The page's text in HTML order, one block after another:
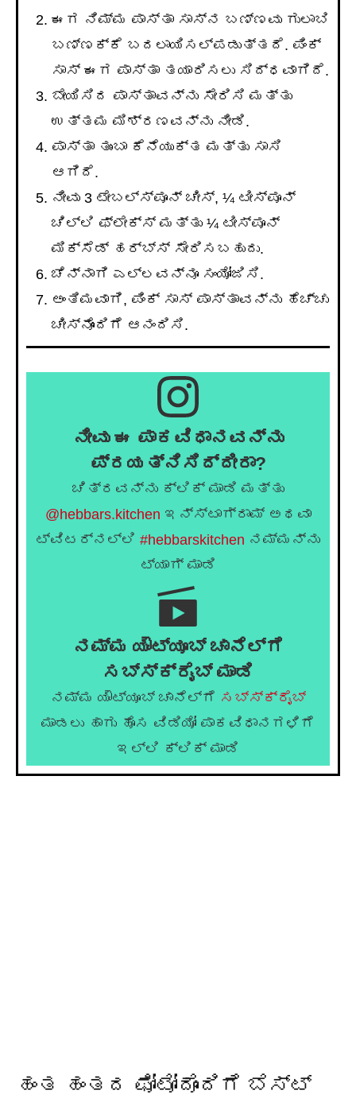
ಈಗ ನಿಮ್ಮ ಪಾಸ್ತಾ ಸಾಸ್ನ ಬಣ್ಣವು ಗುಲಾಬಿ
ಬಣ್ಣಕ್ಕೆ ಬದಲಾಯಿಸಲ್ಪಡುತ್ತದೆ. ಪಿಂಕ್
ಸಾಸ್ ಈಗ ಪಾಸ್ತಾ ತಯಾರಿಸಲು ಸಿದ್ಧವಾಗಿದೆ.
ಬೇಯಿಸಿದ ಪಾಸ್ತಾವನ್ನು ಸೇರಿಸಿ ಮತ್ತು
ಉತ್ತಮ ಮಿಶ್ರಣವನ್ನು ನೀಡಿ.
ಪಾಸ್ತಾ ತುಂಬಾ ಕೆನೆಯುಕ್ತ ಮತ್ತು ಸಾಸಿ
ಆಗಿದೆ.
ನೀವು 3 ಟೇಬಲ್ಸ್ಪೂನ್ ಚೀಸ್, ¼ ಟೀಸ್ಪೂನ್
ಚಿಲ್ಲಿ ಫ್ಲೇಕ್ಸ್ ಮತ್ತು ¼ ಟೀಸ್ಪೂನ್
ಮಿಕ್ಸೆಡ್ ಹರ್ಬ್ಸ್ ಸೇರಿಸಬಹುದು.
ಚೆನ್ನಾಗಿ ಎಲ್ಲವನ್ನೂ ಸಂಯೋಜಿಸಿ.
ಅಂತಿಮವಾಗಿ, ಪಿಂಕ್ ಸಾಸ್ ಪಾಸ್ತಾವನ್ನು ಹೆಚ್ಚು
ಚೀಸ್ನೊಂದಿಗೆ ಆನಂದಿಸಿ.
ನೀವು ಈ ಪಾಕವಿಧಾನವನ್ನು
ಪ್ರಯತ್ನಿಸಿದ್ದೀರಾ?
ಚಿತ್ರವನ್ನು ಕ್ಲಿಕ್ ಮಾಡಿ ಮತ್ತು
@hebbars.kitchen ಇನ್ಸ್ಟಾಗ್ರಾಮ್ ಅಥವಾ
ಟ್ವಿಟರ್‌ನಲ್ಲಿ #hebbarskitchen ನಮ್ಮನ್ನು
ಟ್ಯಾಗ್ ಮಾಡಿ
ನಮ್ಮ ಯೌಟ್ಯೂಬ್ ಚಾನೆಲ್ಗೆ
ಸಬ್ಸ್ಕ್ರೈಬ್ ಮಾಡಿ
ನಮ್ಮ ಯೌಟ್ಯೂಬ್ ಚಾನೆಲ್ಗೆ ಸಬ್ಸ್ಕ್ರೈಬ್
ಮಾಡಲು ಹಾಗು ಹೊಸ ವಿಡಿಯೋ ಪಾಕವಿಧಾನಗಳಿಗೆ
ಇಲ್ಲಿ ಕ್ಲಿಕ್ ಮಾಡಿ
ಹಂತ ಹಂತದ ಫೋಟೋದೊಂದಿಗೆ ಬೆಸ್ಟ್